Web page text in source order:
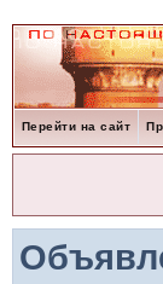
Перейти на сайт